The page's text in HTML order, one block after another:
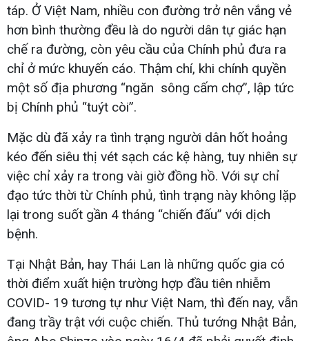
táp. Ở Việt Nam, nhiều con đường trở nên vắng vẻ
hơn bình thường đều là do người dân tự giác hạn
chế ra đường, còn yêu cầu của Chính phủ đưa ra
chỉ ở mức khuyến cáo. Thậm chí, khi chính quyền
một số địa phương “ngăn sông cấm chợ”, lập tức
bị Chính phủ “tuýt còi”.
Mặc dù đã xảy ra tình trạng người dân hốt hoảng
kéo đến siêu thị vét sạch các kệ hàng, tuy nhiên sự
việc chỉ xảy ra trong vài giờ đồng hồ. Với sự chỉ
đạo tức thời từ Chính phủ, tình trạng này không lặp
lại trong suốt gần 4 tháng “chiến đấu” với dịch
bệnh.
Tại Nhật Bản, hay Thái Lan là những quốc gia có
thời điểm xuất hiện trường hợp đầu tiên nhiễm
COVID- 19 tương tự như Việt Nam, thì đến nay, vẫn
đang trầy trật với cuộc chiến. Thủ tướng Nhật Bản,